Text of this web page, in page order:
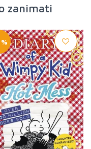
zanimati